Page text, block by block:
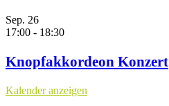
Sep. 26
17:00 - 18:30
Knopfakkordeon Konzert
Kalender anzeigen